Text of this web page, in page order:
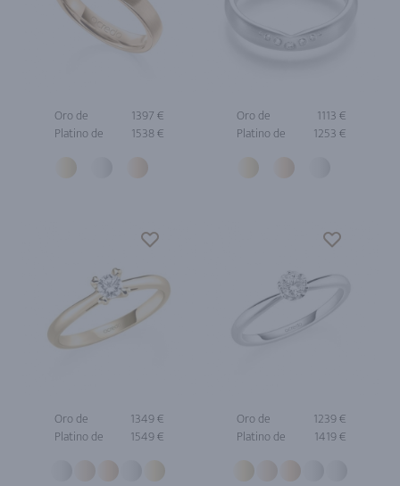
Oro de
1397 €
Platino de
1538 €
Oro de
1113 €
Platino de
1253 €
Oro de
1349 €
Platino de
1549 €
Oro de
1239 €
Platino de
1419 €